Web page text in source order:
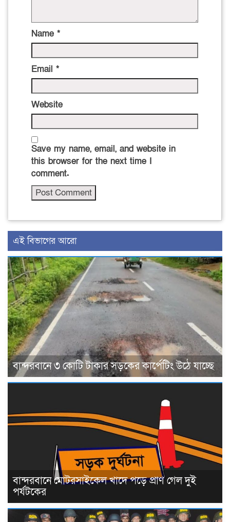
Name *
Email *
Website
Save my name, email, and website in
this browser for the next time I
comment.
এই বিভাগের আরো
বান্দরবানে ৩ কোটি টাকার সড়কের কার্পেটিং উঠে যাচ্ছে
বান্দরবানে মোটরসাইকেল খাদে পড়ে প্রাণ গেল দুই
পর্যটকের